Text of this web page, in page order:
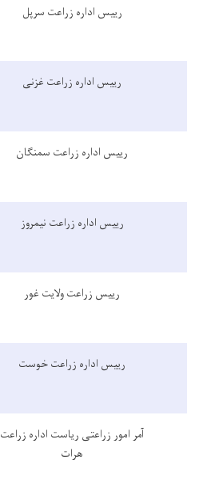
رییس اداره زراعت سرپل
رییس اداره زراعت غزنی
رییس اداره زراعت سمنگان
رییس اداره زراعت نیمروز
رییس زراعت ولایت غور
رییس اداره زراعت خوست
آمر امور زراعتی ریاست اداره زراعت
هرات